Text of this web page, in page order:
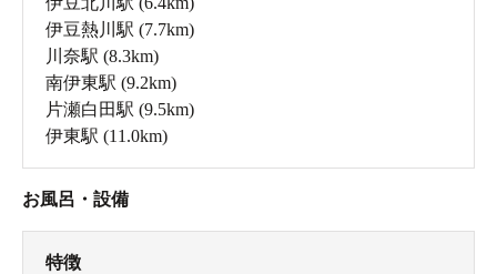
伊豆熱川駅 (7.7km)
川奈駅 (8.3km)
南伊東駅 (9.2km)
片瀬白田駅 (9.5km)
伊東駅 (11.0km)
お風呂・設備
特徴